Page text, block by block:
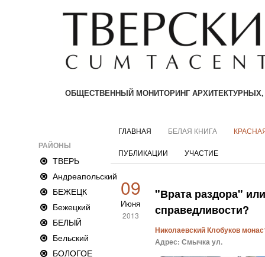
ОБЩЕСТВЕННЫЙ МОНИТОРИНГ
РАЙОНЫ
ТВЕРЬ
Андреапольский
БЕЖЕЦК
Бежецкий
БЕЛЫЙ
Бельский
БОЛОГОЕ
ГЛАВНАЯ БЕЛАЯ КНИГА
ПУБЛИКАЦИИ УЧАСТИЕ
09
Июня
2013
"Врата раздора"
справедливости?
Николаевский Клобуков
Адрес: Смычка ул.